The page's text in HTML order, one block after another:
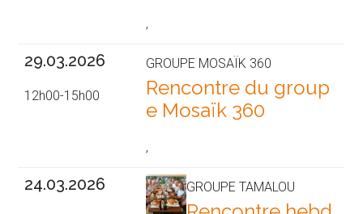
,
29.03.2026
12h00-15h00
GROUPE MOSAÏK 360
Rencontre du group
e Mosaïk 360
,
24.03.2026 GROUPE TAMALOU